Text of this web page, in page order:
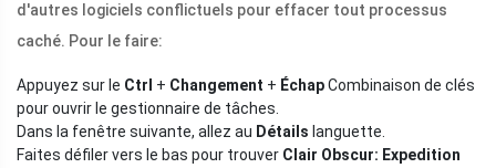
d'autres logiciels conflictuels pour effacer tout processus
caché. Pour le faire:
Appuyez sur le Ctrl + Changement + ÉchapCombinaison de clés
pour ouvrir le gestionnaire de tâches.
Dans la fenêtre suivante, allez au Détails languette.
Faites défiler vers le bas pour trouver Clair Obscur: Expedition